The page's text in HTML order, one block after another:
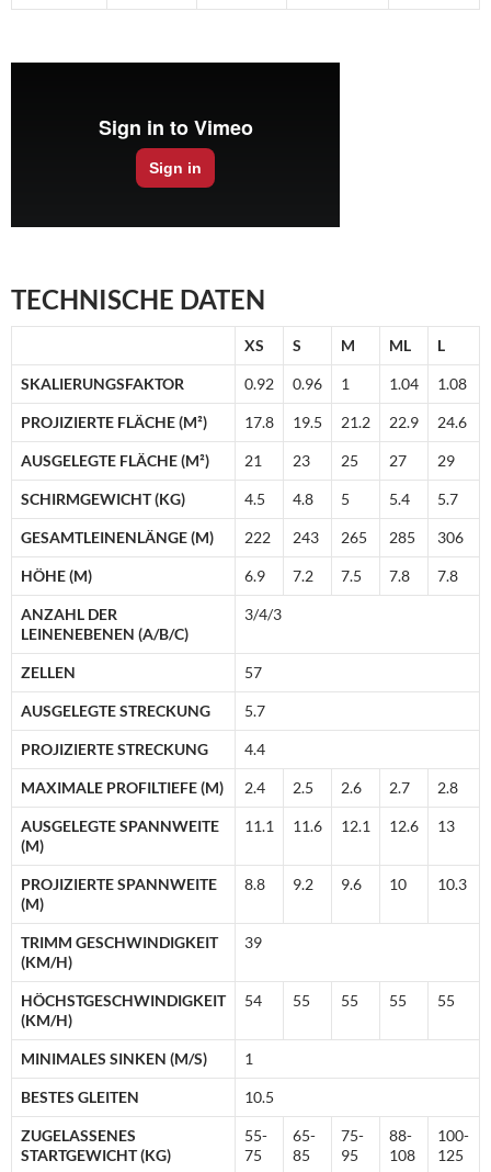
TECHNISCHE DATEN
XS S M ML L
SKALIERUNGSFAKTOR 0.92 0.96 1 1.04 1.08
PROJIZIERTE FLÄCHE (M²) 17.8 19.5 21.2 22.9 24.6
AUSGELEGTE FLÄCHE (M²) 21 23 25 27 29
SCHIRMGEWICHT (KG) 4.5 4.8 5 5.4 5.7
GESAMTLEINENLÄNGE (M) 222 243 265 285 306
HÖHE (M) 6.9 7.2 7.5 7.8 7.8
ANZAHL DER
LEINENEBENEN (A/B/C)
3/4/3
ZELLEN 57
AUSGELEGTE STRECKUNG 5.7
PROJIZIERTE STRECKUNG 4.4
MAXIMALE PROFILTIEFE (M) 2.4 2.5 2.6 2.7 2.8
AUSGELEGTE SPANNWEITE
(M)
11.1 11.6 12.1 12.6 13
PROJIZIERTE SPANNWEITE
(M)
8.8 9.2 9.6 10 10.3
TRIMM GESCHWINDIGKEIT
(KM/H)
39
HÖCHSTGESCHWINDIGKEIT
(KM/H)
54 55 55 55 55
MINIMALES SINKEN (M/S) 1
BESTES GLEITEN 10.5
ZUGELASSENES
STARTGEWICHT (KG)
55-
75
65-
85
75-
95
88-
108
100-
125